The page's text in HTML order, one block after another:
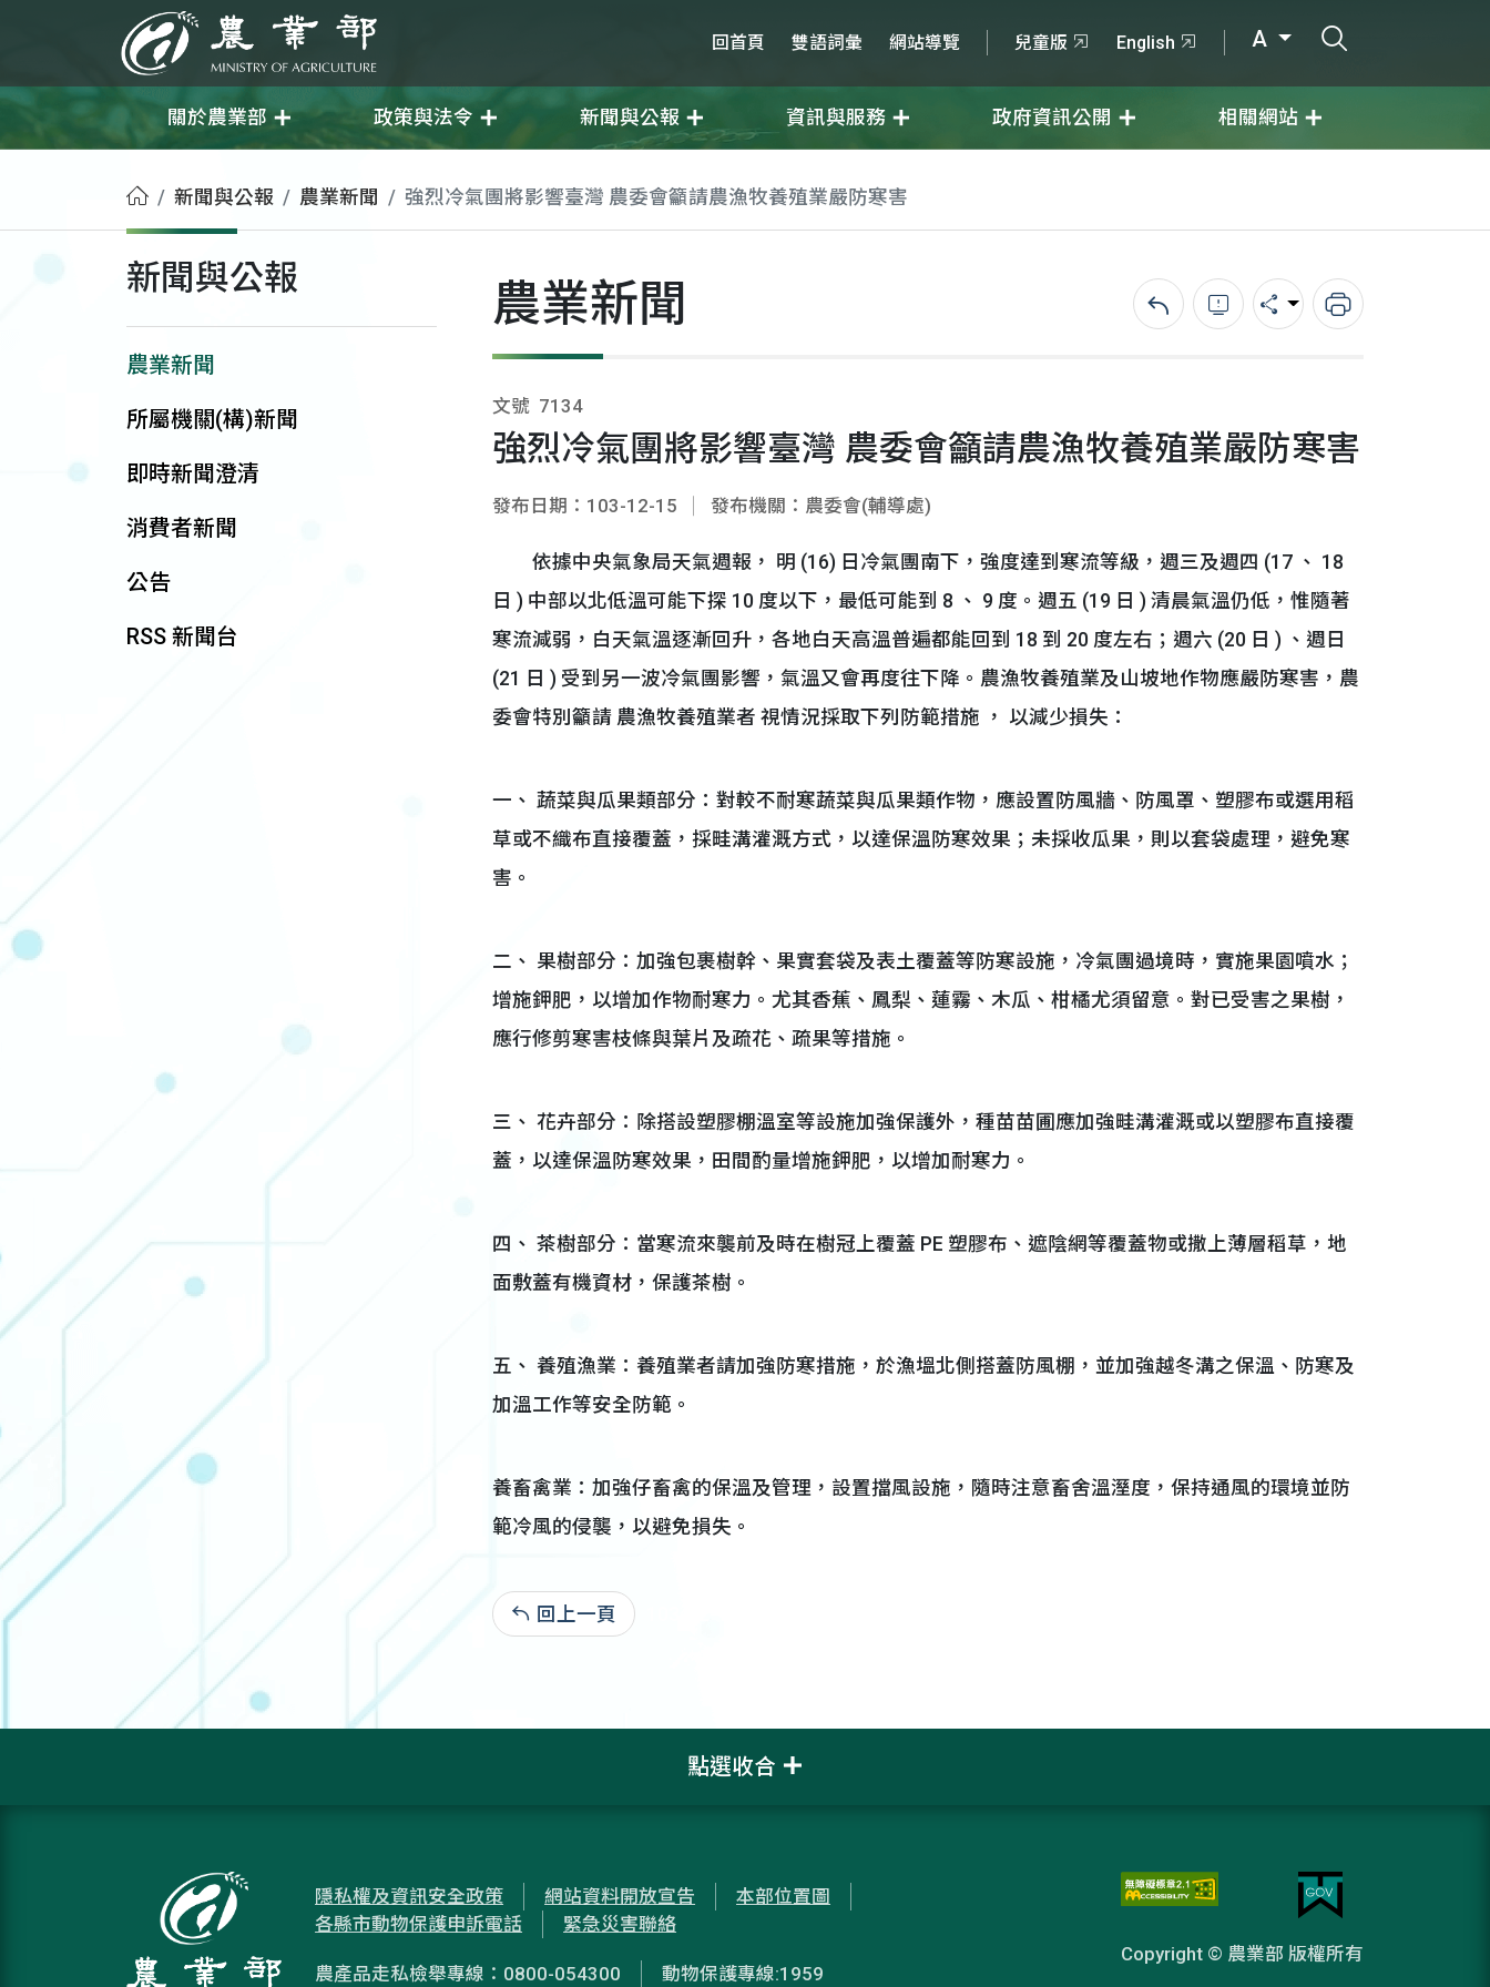
農業部 回首頁 雙語詞彙 網站導覽 兒童版 English A
關於農業部 政策與法令 新聞與公報 資訊與服務 政府資訊公開 相關網站
首頁新聞與公報 農業新聞 強烈冷氣團將影響臺灣 農委會籲請農漁牧養殖業嚴防寒害
新聞與公報
農業新聞
所屬機關(構)新聞
即時新聞澄清
消費者新聞
公告
RSS 新聞台
農業新聞 回上一頁錯誤回報分享 列印
文號 7134
強烈冷氣團將影響臺灣 農委會籲請農漁牧養殖業嚴防寒害
發布日期：103-12-15 發布機關：農委會(輔導處)
依據中央氣象局天氣週報， 明 (16) 日冷氣團南下，強度達到寒流等級，週三及週四 (17 、 18
日 ) 中部以北低溫可能下探 10 度以下，最低可能到 8 、 9 度。週五 (19 日 ) 清晨氣溫仍低，惟隨著
寒流減弱，白天氣溫逐漸回升，各地白天高溫普遍都能回到 18 到 20 度左右；週六 (20 日 ) 、週日
(21 日 ) 受到另一波冷氣團影響，氣溫又會再度往下降。農漁牧養殖業及山坡地作物應嚴防寒害，農
委會特別籲請 農漁牧養殖業者 視情況採取下列防範措施 ， 以減少損失：
一、 蔬菜與瓜果類部分：對較不耐寒蔬菜與瓜果類作物，應設置防風牆、防風罩、塑膠布或選用稻
草或不織布直接覆蓋，採畦溝灌溉方式，以達保溫防寒效果；未採收瓜果，則以套袋處理，避免寒
害。
二、 果樹部分：加強包裹樹幹、果實套袋及表土覆蓋等防寒設施，冷氣團過境時，實施果園噴水；
增施鉀肥，以增加作物耐寒力。尤其香蕉、鳳梨、蓮霧、木瓜、柑橘尤須留意。對已受害之果樹，
應行修剪寒害枝條與葉片及疏花、疏果等措施。
三、 花卉部分：除搭設塑膠棚溫室等設施加強保護外，種苗苗圃應加強畦溝灌溉或以塑膠布直接覆
蓋，以達保溫防寒效果，田間酌量增施鉀肥，以增加耐寒力。
四、 茶樹部分：當寒流來襲前及時在樹冠上覆蓋 PE 塑膠布、遮陰網等覆蓋物或撒上薄層稻草，地
面敷蓋有機資材，保護茶樹。
五、 養殖漁業：養殖業者請加強防寒措施，於漁塭北側搭蓋防風棚，並加強越冬溝之保溫、防寒及
加溫工作等安全防範。
養畜禽業：加強仔畜禽的保溫及管理，設置擋風設施，隨時注意畜舍溫溼度，保持通風的環境並防
範冷風的侵襲，以避免損失。
回上一頁
點選收合
隱私權及資訊安全政策 網站資料開放宣告
本部位置圖
各縣市動物保護申訴電話
緊急災害聯絡
農產品走私檢舉專線：0800-054300 動物保護專線:1959
Copyright © 農業部 版權所有